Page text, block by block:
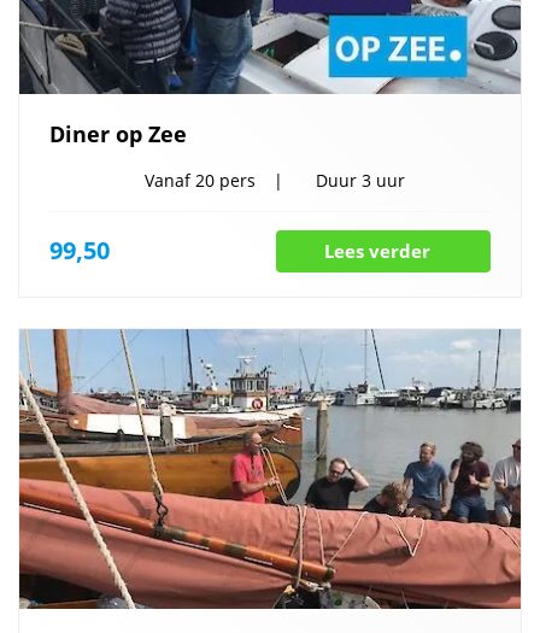
Diner op Zee
Vanaf 20 pers Duur 3 uur
99,50 Lees verder